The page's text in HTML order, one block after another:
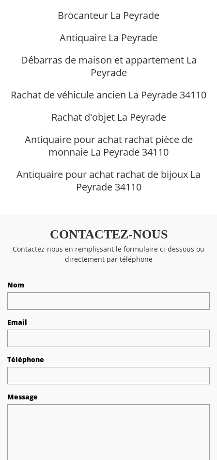
Brocanteur La Peyrade
Antiquaire La Peyrade
Débarras de maison et appartement La
Peyrade
Rachat de véhicule ancien La Peyrade 34110
Rachat d'objet La Peyrade
Antiquaire pour achat rachat pièce de
monnaie La Peyrade 34110
Antiquaire pour achat rachat de bijoux La
Peyrade 34110
CONTACTEZ-NOUS
Contactez-nous en remplissant le formulaire ci-dessous ou
directement par téléphone
Nom
Email
Téléphone
Message